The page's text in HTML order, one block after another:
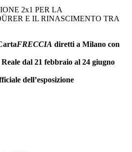
2x1 PER LA
E IL RINASCIMENTO TRA
FRECCIA diretti a Milano con
dal 21 febbraio al 24 giugno
dell’esposizione